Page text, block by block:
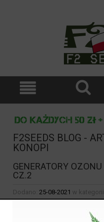
F2SEEDS BLOG -
KONOPI
GENERATORY
CZ.2
Dodano: 25-08-2021 w kategorii: